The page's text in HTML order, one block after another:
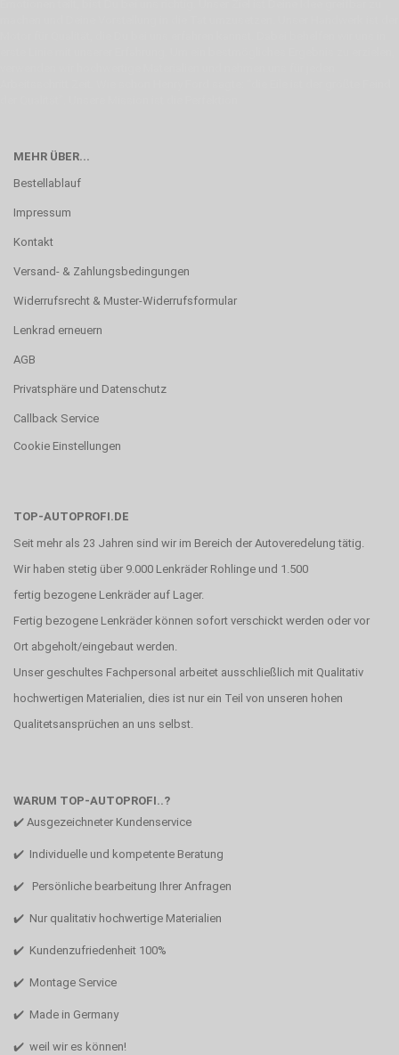
MEHR ÜBER...
Bestellablauf
Impressum
Kontakt
Versand- & Zahlungsbedingungen
Widerrufsrecht & Muster-Widerrufsformular
Lenkrad erneuern
AGB
Privatsphäre und Datenschutz
Callback Service
Cookie Einstellungen
TOP-AUTOPROFI.DE
Seit mehr als 23 Jahren sind wir im Bereich der Autoveredelung tätig.
Wir haben stetig über 9.000 Lenkräder Rohlinge und 1.500
fertig bezogene Lenkräder auf Lager.
Fertig bezogene Lenkräder können sofort verschickt werden oder vor
Ort abgeholt/eingebaut werden.
Unser geschultes Fachpersonal arbeitet ausschließlich mit Qualitativ
hochwertigen Materialien, dies ist nur ein Teil von unseren hohen
Qualitetsansprüchen an uns selbst.
WARUM TOP-AUTOPROFI..?
✔️ Ausgezeichneter Kundenservice
✔️ Individuelle und kompetente Beratung
✔️ Persönliche bearbeitung Ihrer Anfragen
✔️ Nur qualitativ hochwertige Materialien
✔️ Kundenzufriedenheit 100%
✔️ Montage Service
✔️ Made in Germany
✔️ weil wir es können!